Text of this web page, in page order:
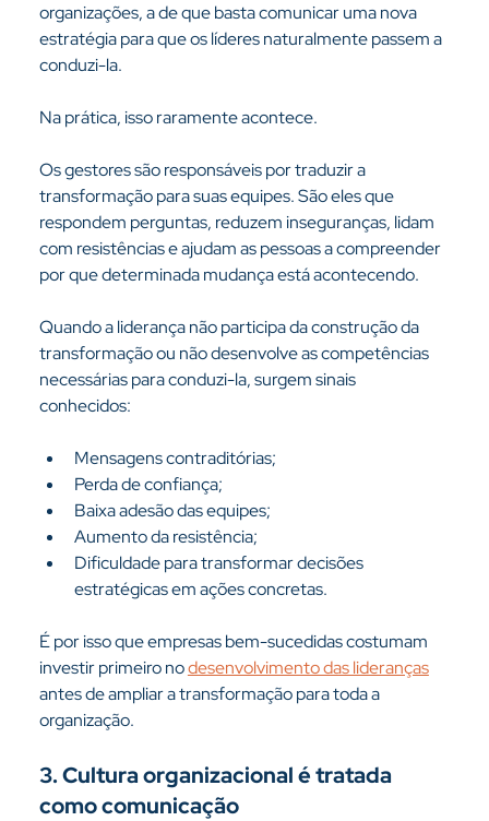
organizações, a de que basta comunicar uma nova
estratégia para que os líderes naturalmente passem a
conduzi-la.
Na prática, isso raramente acontece.
Os gestores são responsáveis por traduzir a
transformação para suas equipes. São eles que
respondem perguntas, reduzem inseguranças, lidam
com resistências e ajudam as pessoas a compreender
por que determinada mudança está acontecendo.
Quando a liderança não participa da construção da
transformação ou não desenvolve as competências
necessárias para conduzi-la, surgem sinais
conhecidos:
Mensagens contraditórias;
Perda de confiança;
Baixa adesão das equipes;
Aumento da resistência;
Dificuldade para transformar decisões
estratégicas em ações concretas.
É por isso que empresas bem-sucedidas costumam
investir primeiro no desenvolvimento das lideranças
antes de ampliar a transformação para toda a
organização.
3. Cultura organizacional é tratada
como comunicação